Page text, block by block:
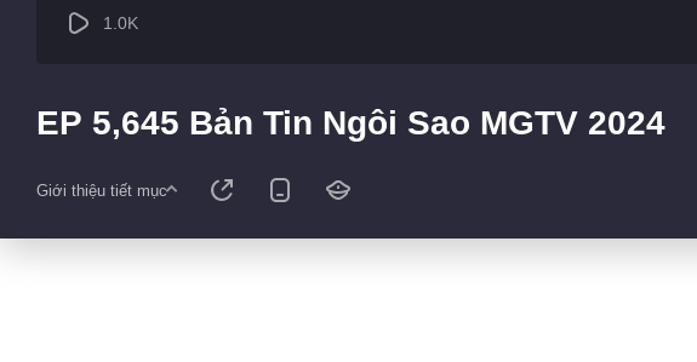
1.0K
EP 5,645 Bản Tin Ngôi Sao MGTV 2024
Giới thiệu tiết mục